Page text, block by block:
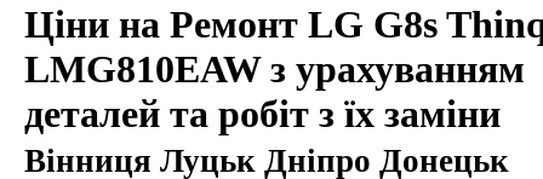
Ціни на Ремонт LG G8s
LMG810EAW з урахуванням
деталей та робіт з їх заміни
Вінниця Луцьк Дніпро Донецьк